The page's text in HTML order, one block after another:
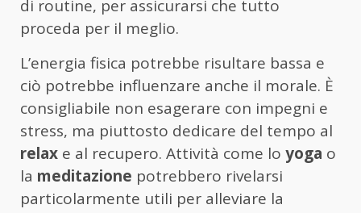
di routine, per assicurarsi che tutto
proceda per il meglio.
L’energia fisica potrebbe risultare bassa e
ciò potrebbe influenzare anche il morale. È
consigliabile non esagerare con impegni e
stress, ma piuttosto dedicare del tempo al
relax e al recupero. Attività come lo yoga o
la meditazione potrebbero rivelarsi
particolarmente utili per alleviare la